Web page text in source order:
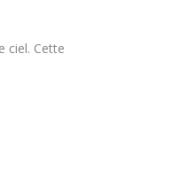
ciel. Cette